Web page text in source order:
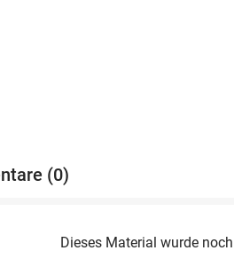
(0)
Dieses Material wurde